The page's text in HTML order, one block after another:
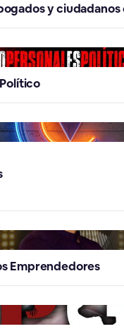
y ciudadanos
Emprendedores